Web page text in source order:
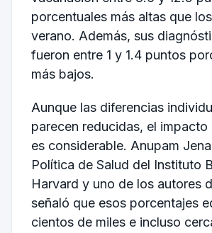
porcentuales más altas que
verano. Además, sus
fueron entre 1 y 1.4 puntos
más bajos.
Aunque las diferencias
parecen reducidas, el
es considerable. Anupam
Política de Salud del Instituto
Harvard y uno de los autores
señaló que esos porcentajes
cientos de miles e incluso